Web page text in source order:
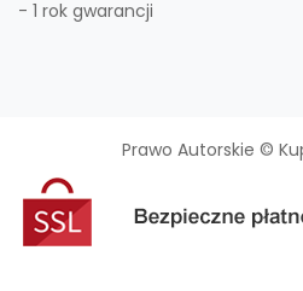
- 1 rok gwarancji
Prawo Autorskie ©